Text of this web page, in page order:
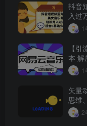
抖音
入过
1
【
本 解
1
矢量
思维
2